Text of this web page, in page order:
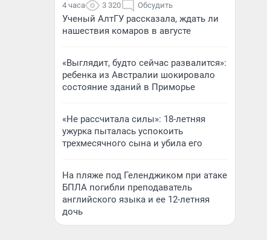
4 часа 3 320 Обсудить
Ученый АлтГУ рассказала, ждать ли
нашествия комаров в августе
«Выглядит, будто сейчас развалится»:
ребенка из Австралии шокировало
состояние зданий в Приморье
«Не рассчитала силы»: 18-летняя
ужурка пыталась успокоить
трехмесячного сына и убила его
На пляже под Геленджиком при атаке
БПЛА погибли преподаватель
английского языка и ее 12-летняя
дочь